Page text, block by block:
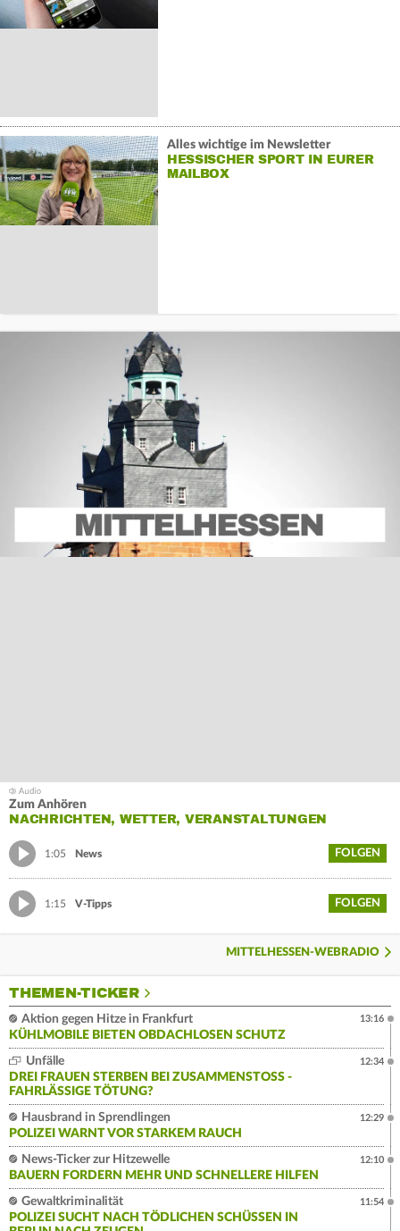
Alles wichtige im Newsletter
HESSISCHER SPORT IN EURER
MAILBOX
Zum Anhören
NACHRICHTEN, WETTER, VERANSTALTUNGEN
1:05 News FOLGEN
1:15 V-Tipps FOLGEN
MITTELHESSEN-WEBRADIO
THEMEN-TICKER
Aktion gegen Hitze in Frankfurt
KÜHLMOBILE BIETEN OBDACHLOSEN SCHUTZ
13:16
Unfälle
DREI FRAUEN STERBEN BEI ZUSAMMENSTOSS - F
AHRLÄSSIGE TÖTUNG?
12:34
Hausbrand in Sprendlingen
POLIZEI WARNT VOR STARKEM RAUCH
12:29
News-Ticker zur Hitzewelle
BAUERN FORDERN MEHR UND SCHNELLERE HILFEN
12:10
Gewaltkriminalität
POLIZEI SUCHT NACH TÖDLICHEN SCHÜSSEN IN
11:54